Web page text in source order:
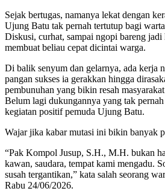
Sejak bertugas, namanya lekat dengan
Ujung Batu tak pernah tertutup bagi
Diskusi, curhat, sampai ngopi bareng
membuat beliau cepat dicintai warga.
Di balik senyum dan gelarnya, ada kerja
pangan sukses ia gerakkan hingga
pembunuhan yang bikin resah
Belum lagi dukungannya yang tak
kegiatan positif pemuda Ujung Batu.
Wajar jika kabar mutasi ini bikin banyak
“Pak Kompol Jusup, S.H., M.H. bukan
kawan, saudara, tempat kami mengadu.
susah tergantikan,” kata salah seorang
Rabu 24/06/2026.